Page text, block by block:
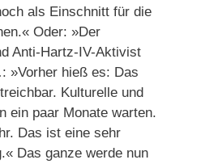
als Einschnitt für die
Oder: »Der
Anti-Hartz-IV-Aktivist
»Vorher hieß es: Das
Kulturelle und
ein paar Monate warten.
Das ist eine sehr
Das ganze werde nun